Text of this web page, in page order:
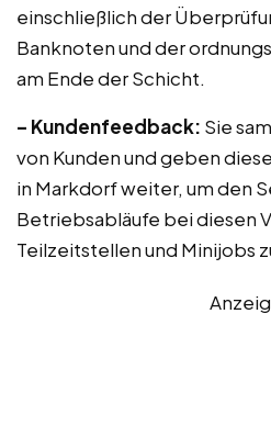
einschließlich der
Banknoten und der
am Ende der Schicht.
– Kundenfeedback: Sie
von Kunden und geben
in Markdorf weiter, um den
Betriebsabläufe bei diesen
Teilzeitstellen und Minijobs